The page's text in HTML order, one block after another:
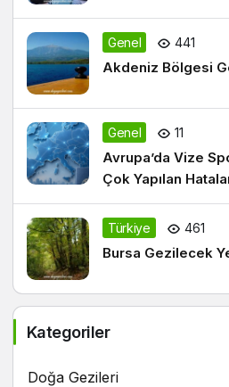
Genel 441
Akdeniz Bölgesi
Genel 11
Avrupa’da Vize
Çok Yapılan
Türkiye 461
Bursa Gezilecek
Kategoriler
Doğa Gezileri